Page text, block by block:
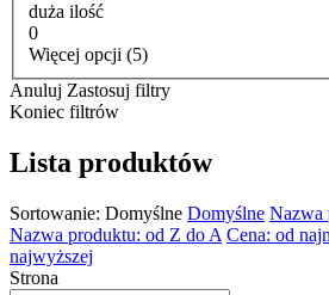
duża ilość
0
Więcej opcji (5)
Anuluj Zastosuj filtry
Koniec filtrów
Lista produktów
Sortowanie: Domyślne Domyślne Nazwa
Nazwa produktu: od Z do A Cena: od
najwyższej
Strona